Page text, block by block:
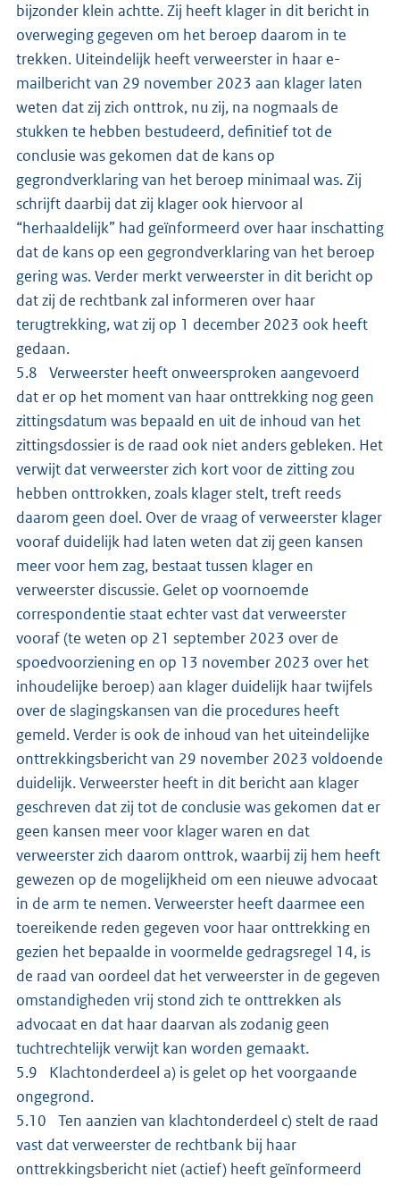
bijzonder klein achtte. Zij heeft klager in dit bericht in
overweging gegeven om het beroep daarom in te
trekken. Uiteindelijk heeft verweerster in haar e-
mailbericht van 29 november 2023 aan klager laten
weten dat zij zich onttrok, nu zij, na nogmaals de
stukken te hebben bestudeerd, definitief tot de
conclusie was gekomen dat de kans op
gegrondverklaring van het beroep minimaal was. Zij
schrijft daarbij dat zij klager ook hiervoor al
“herhaaldelijk” had geïnformeerd over haar inschatting
dat de kans op een gegrondverklaring van het beroep
gering was. Verder merkt verweerster in dit bericht op
dat zij de rechtbank zal informeren over haar
terugtrekking, wat zij op 1 december 2023 ook heeft
gedaan.
5.8 Verweerster heeft onweersproken aangevoerd
dat er op het moment van haar onttrekking nog geen
zittingsdatum was bepaald en uit de inhoud van het
zittingsdossier is de raad ook niet anders gebleken. Het
verwijt dat verweerster zich kort voor de zitting zou
hebben onttrokken, zoals klager stelt, treft reeds
daarom geen doel. Over de vraag of verweerster klager
vooraf duidelijk had laten weten dat zij geen kansen
meer voor hem zag, bestaat tussen klager en
verweerster discussie. Gelet op voornoemde
correspondentie staat echter vast dat verweerster
vooraf (te weten op 21 september 2023 over de
spoedvoorziening en op 13 november 2023 over het
inhoudelijke beroep) aan klager duidelijk haar twijfels
over de slagingskansen van die procedures heeft
gemeld. Verder is ook de inhoud van het uiteindelijke
onttrekkingsbericht van 29 november 2023 voldoende
duidelijk. Verweerster heeft in dit bericht aan klager
geschreven dat zij tot de conclusie was gekomen dat er
geen kansen meer voor klager waren en dat
verweerster zich daarom onttrok, waarbij zij hem heeft
gewezen op de mogelijkheid om een nieuwe advocaat
in de arm te nemen. Verweerster heeft daarmee een
toereikende reden gegeven voor haar onttrekking en
gezien het bepaalde in voormelde gedragsregel 14, is
de raad van oordeel dat het verweerster in de gegeven
omstandigheden vrij stond zich te onttrekken als
advocaat en dat haar daarvan als zodanig geen
tuchtrechtelijk verwijt kan worden gemaakt.
5.9 Klachtonderdeel a) is gelet op het voorgaande
ongegrond.
5.10 Ten aanzien van klachtonderdeel c) stelt de raad
vast dat verweerster de rechtbank bij haar
onttrekkingsbericht niet (actief) heeft geïnformeerd